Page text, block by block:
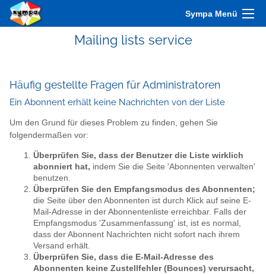
Sympa Menü
Mailing lists service
Häufig gestellte Fragen für Administratoren
Ein Abonnent erhält keine Nachrichten von der Liste
Um den Grund für dieses Problem zu finden, gehen Sie
folgendermaßen vor:
Überprüfen Sie, dass der Benutzer die Liste wirklich
abonniert hat, indem Sie die Seite 'Abonnenten verwalten'
benutzen.
Überprüfen Sie den Empfangsmodus des Abonnenten;
die Seite über den Abonnenten ist durch Klick auf seine E-
Mail-Adresse in der Abonnentenliste erreichbar. Falls der
Empfangsmodus 'Zusammenfassung' ist, ist es normal,
dass der Abonnent Nachrichten nicht sofort nach ihrem
Versand erhält.
Überprüfen Sie, dass die E-Mail-Adresse des
Abonnenten keine Zustellfehler (Bounces) verursacht,